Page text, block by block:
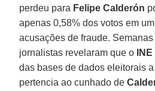
perdeu para Felipe Calderón
apenas 0,58% dos votos em
acusações de fraude.
jornalistas revelaram que o
INE
das bases de dados eleitorais
pertencia ao cunhado de